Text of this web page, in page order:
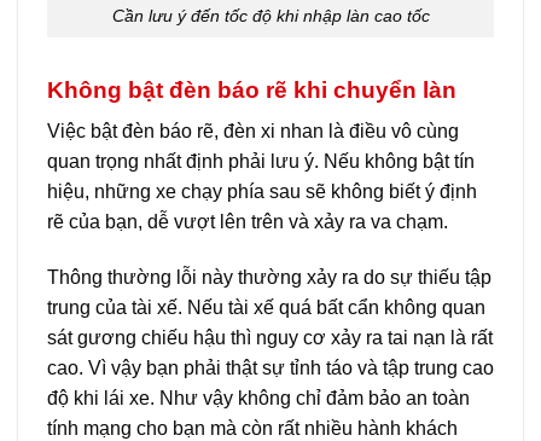
Cần lưu ý đến tốc độ khi nhập làn cao tốc
Không bật đèn báo rẽ khi chuyển làn
Việc bật đèn báo rẽ, đèn xi nhan là điều vô cùng
quan trọng nhất định phải lưu ý. Nếu không bật tín
hiệu, những xe chạy phía sau sẽ không biết ý định
rẽ của bạn, dễ vượt lên trên và xảy ra va chạm.
Thông thường lỗi này thường xảy ra do sự thiếu tập
trung của tài xế. Nếu tài xế quá bất cẩn không quan
sát gương chiếu hậu thì nguy cơ xảy ra tai nạn là rất
cao. Vì vậy bạn phải thật sự tỉnh táo và tập trung cao
độ khi lái xe. Như vậy không chỉ đảm bảo an toàn
tính mạng cho bạn mà còn rất nhiều hành khách